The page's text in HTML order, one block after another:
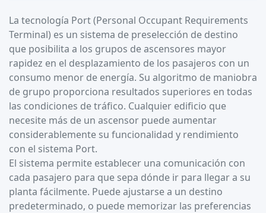
La tecnología Port (Personal Occupant Requirements
Terminal) es un sistema de preselección de destino
que posibilita a los grupos de ascensores mayor
rapidez en el desplazamiento de los pasajeros con un
consumo menor de energía. Su algoritmo de maniobra
de grupo proporciona resultados superiores en todas
las condiciones de tráfico. Cualquier edificio que
necesite más de un ascensor puede aumentar
considerablemente su funcionalidad y rendimiento
con el sistema Port.
El sistema permite establecer una comunicación con
cada pasajero para que sepa dónde ir para llegar a su
planta fácilmente. Puede ajustarse a un destino
predeterminado, o puede memorizar las preferencias